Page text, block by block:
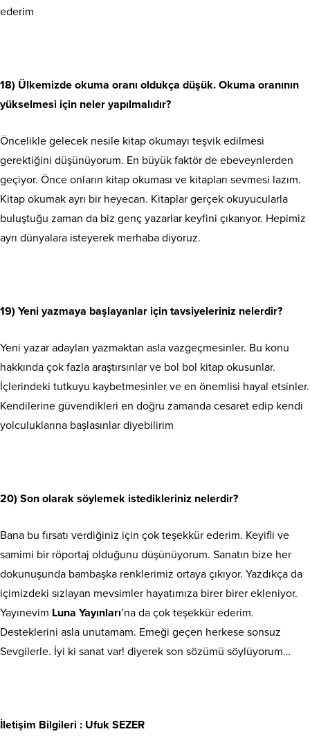
ederim
18) Ülkemizde okuma oranı oldukça düşük. Okuma oranının
yükselmesi için neler yapılmalıdır?
Öncelikle gelecek nesile kitap okumayı teşvik edilmesi
gerektiğini düşünüyorum. En büyük faktör de ebeveynlerden
geçiyor. Önce onların kitap okuması ve kitapları sevmesi lazım.
Kitap okumak ayrı bir heyecan. Kitaplar gerçek okuyucularla
buluştuğu zaman da biz genç yazarlar keyfini çıkarıyor. Hepimiz
ayrı dünyalara isteyerek merhaba diyoruz.
19) Yeni yazmaya başlayanlar için tavsiyeleriniz nelerdir?
Yeni yazar adayları yazmaktan asla vazgeçmesinler. Bu konu
hakkında çok fazla araştırsınlar ve bol bol kitap okusunlar.
İçlerindeki tutkuyu kaybetmesinler ve en önemlisi hayal etsinler.
Kendilerine güvendikleri en doğru zamanda cesaret edip kendi
yolculuklarına başlasınlar diyebilirim
20) Son olarak söylemek istedikleriniz nelerdir?
Bana bu fırsatı verdiğiniz için çok teşekkür ederim. Keyifli ve
samimi bir röportaj olduğunu düşünüyorum. Sanatın bize her
dokunuşunda bambaşka renklerimiz ortaya çıkıyor. Yazdıkça da
içimizdeki sızlayan mevsimler hayatımıza birer birer ekleniyor.
Yayınevim Luna Yayınları’na da çok teşekkür ederim.
Desteklerini asla unutamam. Emeği geçen herkese sonsuz
Sevgilerle. İyi ki sanat var! diyerek son sözümü söylüyorum…
İletişim Bilgileri : Ufuk SEZER